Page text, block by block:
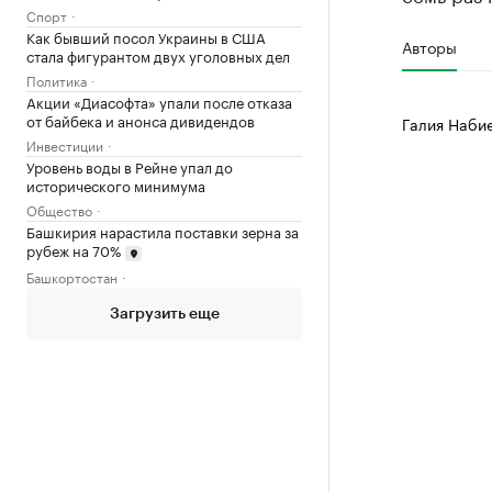
Спорт
Как бывший посол Украины в США
стала фигурантом двух уголовных дел
Политика
Акции «Диасофта» упали после отказа
от байбека и анонса дивидендов
Инвестиции
Уровень воды в Рейне упал до
исторического минимума
Общество
Башкирия нарастила поставки зерна за
рубеж на 70%
Башкортостан
Загрузить еще
Авторы
Галия